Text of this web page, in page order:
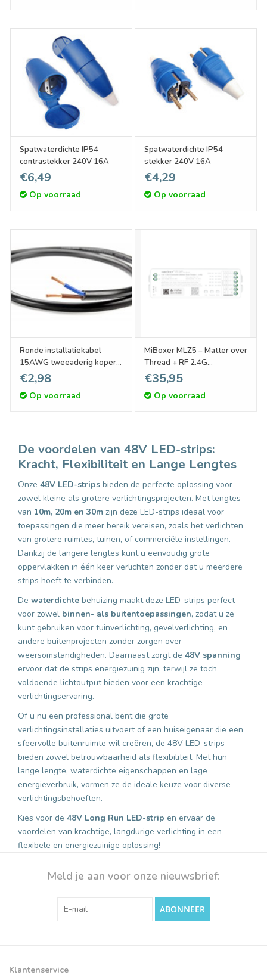
Spatwaterdichte IP54
contrastekker 240V 16A
€6,49
Op voorraad
Spatwaterdichte IP54
stekker 240V 16A
€4,29
Op voorraad
Ronde installatiekabel
15AWG tweeaderig koper,
Cu 2x1.5 mm2
€2,98
Op voorraad
MiBoxer MLZ5 – Matter over
Thread + RF 2.4G
SC/CCT/RGB(W)(W) LED
Controller (5-in-1) | 12V-
48V 15A
€35,95
Op voorraad
De voordelen van 48V LED-strips:
Kracht, Flexibiliteit en Lange Lengtes
Onze 48V LED-strips bieden de perfecte oplossing voor
zowel kleine als grotere verlichtingsprojecten. Met lengtes
van 10m, 20m en 30m zijn deze LED-strips ideaal voor
toepassingen die meer bereik vereisen, zoals het verlichten
van grotere ruimtes, tuinen, of commerciële instellingen.
Dankzij de langere lengtes kunt u eenvoudig grote
oppervlakken in één keer verlichten zonder dat u meerdere
strips hoeft te verbinden.
De waterdichte behuizing maakt deze LED-strips perfect
voor zowel binnen- als buitentoepassingen, zodat u ze
kunt gebruiken voor tuinverlichting, gevelverlichting, en
andere buitenprojecten zonder zorgen over
weersomstandigheden. Daarnaast zorgt de 48V spanning
ervoor dat de strips energiezuinig zijn, terwijl ze toch
voldoende lichtoutput bieden voor een krachtige
verlichtingservaring.
Of u nu een professional bent die grote
verlichtingsinstallaties uitvoert of een huiseigenaar die een
sfeervolle buitenruimte wil creëren, de 48V LED-strips
bieden zowel betrouwbaarheid als flexibiliteit. Met hun
lange lengte, waterdichte eigenschappen en lage
energieverbruik, vormen ze de ideale keuze voor diverse
verlichtingsbehoeften.
Kies voor de 48V Long Run LED-strip en ervaar de
voordelen van krachtige, langdurige verlichting in een
flexibele en energiezuinige oplossing!
Meld je aan voor onze nieuwsbrief:
ABONNEER
Klantenservice